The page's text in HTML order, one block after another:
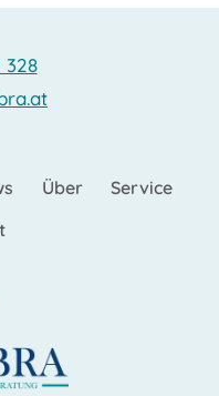
328
Über
Service